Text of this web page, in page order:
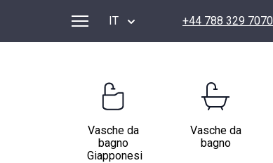
IT +44 788 329 7070
Vasche da
bagno
Giapponesi
Vasche da
bagno